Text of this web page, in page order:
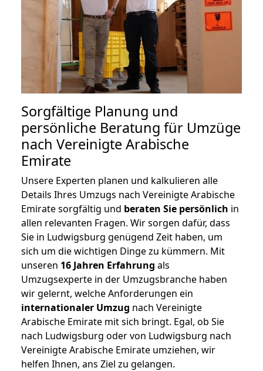
Sorgfältige Planung und
persönliche Beratung für Umzüge
nach Vereinigte Arabische
Emirate
Unsere Experten planen und kalkulieren alle
Details Ihres Umzugs nach Vereinigte Arabische
Emirate sorgfältig und beraten Sie persönlich in
allen relevanten Fragen. Wir sorgen dafür, dass
Sie in Ludwigsburg genügend Zeit haben, um
sich um die wichtigen Dinge zu kümmern. Mit
unseren 16 Jahren Erfahrung als
Umzugsexperte in der Umzugsbranche haben
wir gelernt, welche Anforderungen ein
internationaler Umzug nach Vereinigte
Arabische Emirate mit sich bringt. Egal, ob Sie
nach Ludwigsburg oder von Ludwigsburg nach
Vereinigte Arabische Emirate umziehen, wir
helfen Ihnen, ans Ziel zu gelangen.